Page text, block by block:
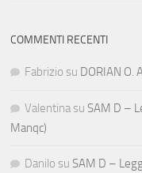
COMMENTI RECENTI
Fabrizio su DORIAN O.
Valentina su SAM D –
Manqc)
Danilo su SAM D –